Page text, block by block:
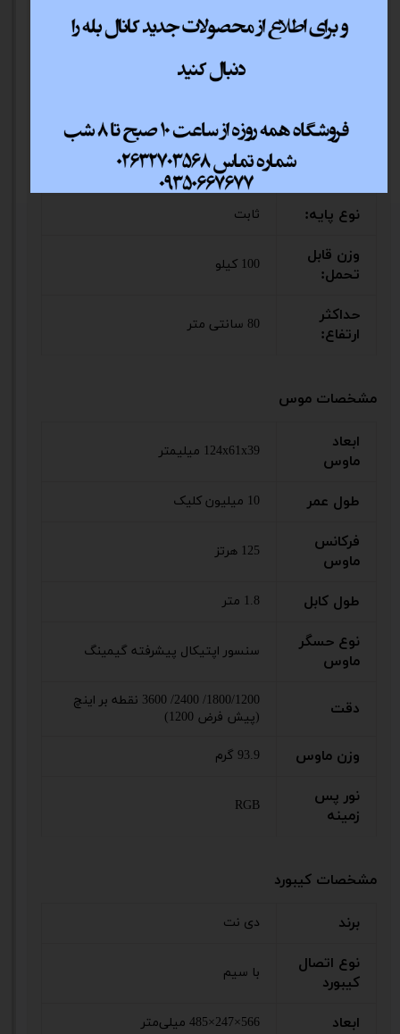
ابعاد: 60*120*75 سانتیمتر
ندارد
نگهداری
ندارد
نوع پایه: ثابت
وزن قابل
تحمل:
100 کیلو
حداکثر
ارتفاع:
80 سانتی متر
مشخصات موس
ابعاد
ماوس
124x61x39 میلیمتر
طول عمر 10 میلیون کلیک
فرکانس
ماوس
125 هرتز
طول کابل 1.8 متر
نوع حسگر
ماوس
سنسور اپتیکال پیشرفته گیمینگ
دقت
1800/1200/ 2400/ 3600 نقطه بر اینچ
(پیش فرض 1200)
وزن ماوس 93.9 گرم
نور پس
زمینه
RGB
مشخصات کیبورد
برند دی نت
نوع اتصال
کیبورد
با سیم
ابعاد 566×247×485 میلی‌متر